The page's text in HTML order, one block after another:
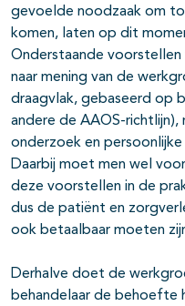
gevoelde noodzaak om
komen, laten op dit
Onderstaande voorstellen
naar mening van de
draagvlak, gebaseerd op
andere de AAOS-
onderzoek en
Daarbij moet men wel
deze voorstellen in de
dus de patiënt en
ook betaalbaar moeten
Derhalve doet de
behandelaar de behoefte